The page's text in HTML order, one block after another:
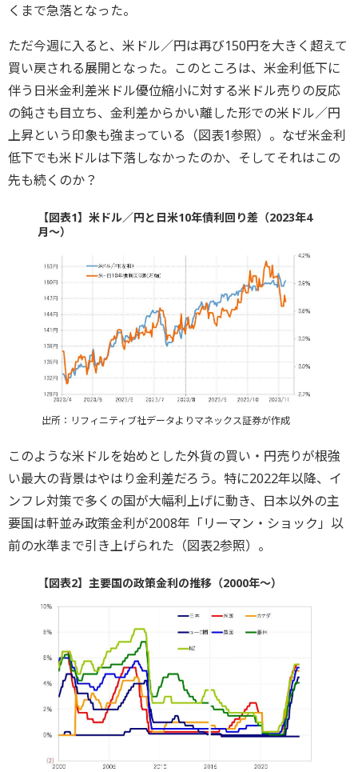
くまで急落となった。
ただ今週に入ると、米ドル／円は再び150円を大きく超えて
買い戻される展開となった。このところは、米金利低下に
伴う日米金利差米ドル優位縮小に対する米ドル売りの反応
の鈍さも目立ち、金利差からかい離した形での米ドル／円
上昇という印象も強まっている（図表1参照）。なぜ米金利
低下でも米ドルは下落しなかったのか、そしてそれはこの
先も続くのか？
【図表1】米ドル／円と日米10年債利回り差（2023年4
月～）
出所：リフィニティブ社データよりマネックス証券が作成
このような米ドルを始めとした外貨の買い・円売りが根強
い最大の背景はやはり金利差だろう。特に2022年以降、イ
ンフレ対策で多くの国が大幅利上げに動き、日本以外の主
要国は軒並み政策金利が2008年「リーマン・ショック」以
前の水準まで引き上げられた（図表2参照）。
【図表2】主要国の政策金利の推移（2000年～）